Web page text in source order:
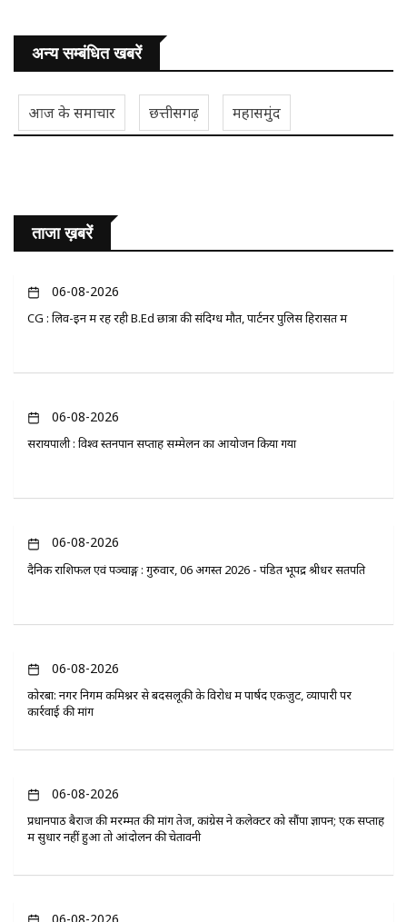
अन्य सम्बंधित खबरें
आज के समाचार छत्तीसगढ़ महासमुंद
ताजा ख़बरें
06-08-2026
CG : लिव-इन में रह रही B.Ed छात्रा की संदिग्ध मौत, पार्टनर पुलिस हिरासत में
06-08-2026
सरायपाली : विश्व स्तनपान सप्ताह सम्मेलन का आयोजन किया गया
06-08-2026
दैनिक राशिफल एवं पञ्चाङ्ग : गुरुवार, 06 अगस्त 2026 - पंडित भूपेंद्र श्रीधर सतपति
06-08-2026
कोरबा: नगर निगम कमिश्नर से बदसलूकी के विरोध में पार्षद एकजुट, व्यापारी पर
कार्रवाई की मांग
06-08-2026
प्रधानपाठ बैराज की मरम्मत की मांग तेज, कांग्रेस ने कलेक्टर को सौंपा ज्ञापन; एक सप्ताह
में सुधार नहीं हुआ तो आंदोलन की चेतावनी